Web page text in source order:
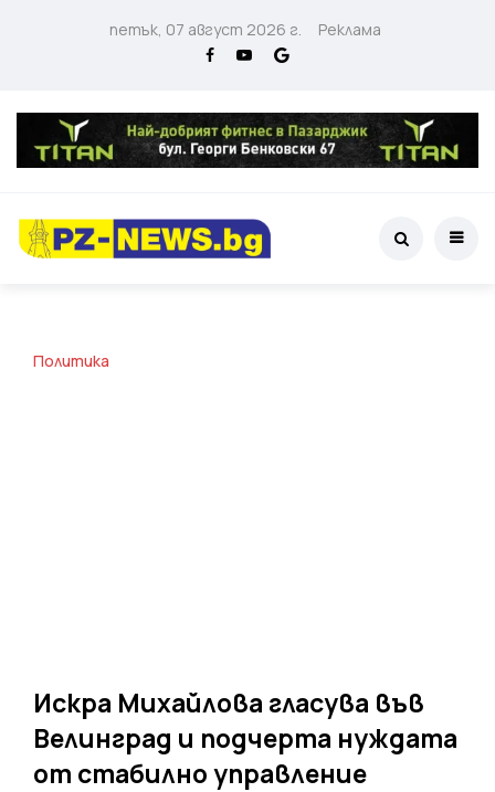
петък, 07 август 2026 г. Реклама
Политика
Искра Михайлова гласува във
Велинград и подчерта нуждата
от стабилно управление